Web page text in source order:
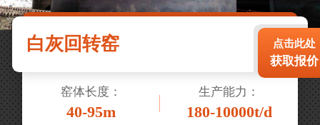
白灰回转窑 点击此处
获取报价
窑体长度：
40-95m
生产能力：
180-10000t/d